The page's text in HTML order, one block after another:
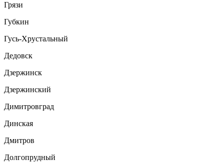
Грязи
Губкин
Гусь-Хрустальный
Дедовск
Дзержинск
Дзержинский
Димитровград
Динская
Дмитров
Долгопрудный